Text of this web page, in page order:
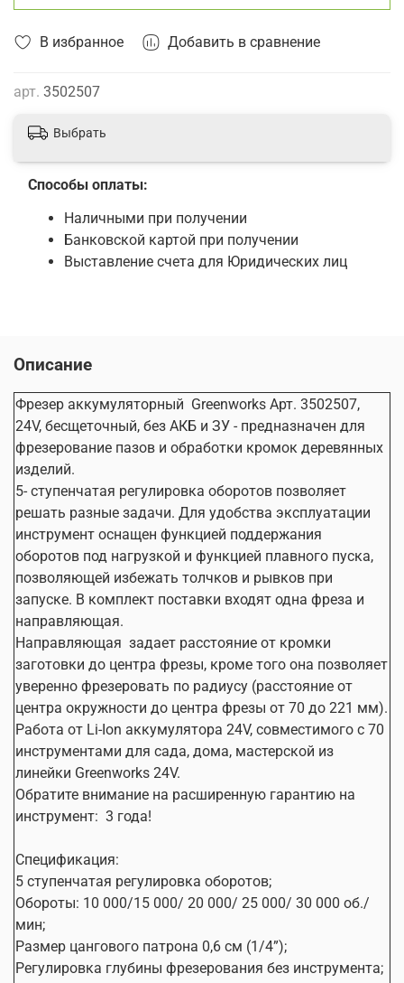
В избранное Добавить в сравнение
арт. 3502507
Выбрать
Способы оплаты:
Наличными при получении
Банковской картой при получении
Выставление счета для Юридических лиц
Описание
Фрезер аккумуляторный Greenworks Арт. 3502507,
24V, бесщеточный, без АКБ и ЗУ - предназначен для
фрезерование пазов и обработки кромок деревянных
изделий.
5- ступенчатая регулировка оборотов позволяет
решать разные задачи. Для удобства эксплуатации
инструмент оснащен функцией поддержания
оборотов под нагрузкой и функцией плавного пуска,
позволяющей избежать толчков и рывков при
запуске. В комплект поставки входят одна фреза и
направляющая.
Направляющая задает расстояние от кромки
заготовки до центра фрезы, кроме того она позволяет
уверенно фрезеровать по радиусу (расстояние от
центра окружности до центра фрезы от 70 до 221 мм).
Работа от Li-Ion аккумулятора 24V, совместимого с 70
инструментами для сада, дома, мастерской из
линейки Greenworks 24V.
Обратите внимание на расширенную гарантию на
инструмент: 3 года!
Спецификация:
5 ступенчатая регулировка оборотов;
Обороты: 10 000/15 000/ 20 000/ 25 000/ 30 000 об./
мин;
Размер цангового патрона 0,6 см (1/4”);
Регулировка глубины фрезерования без инструмента;